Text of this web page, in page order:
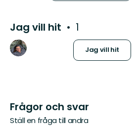
Jag vill hit 1
Jag vill hit
Frågor och svar
Ställ en fråga till andra